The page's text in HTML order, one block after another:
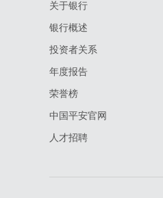
关于银行
银行概述
投资者关系
年度报告
荣誉榜
中国平安官网
人才招聘